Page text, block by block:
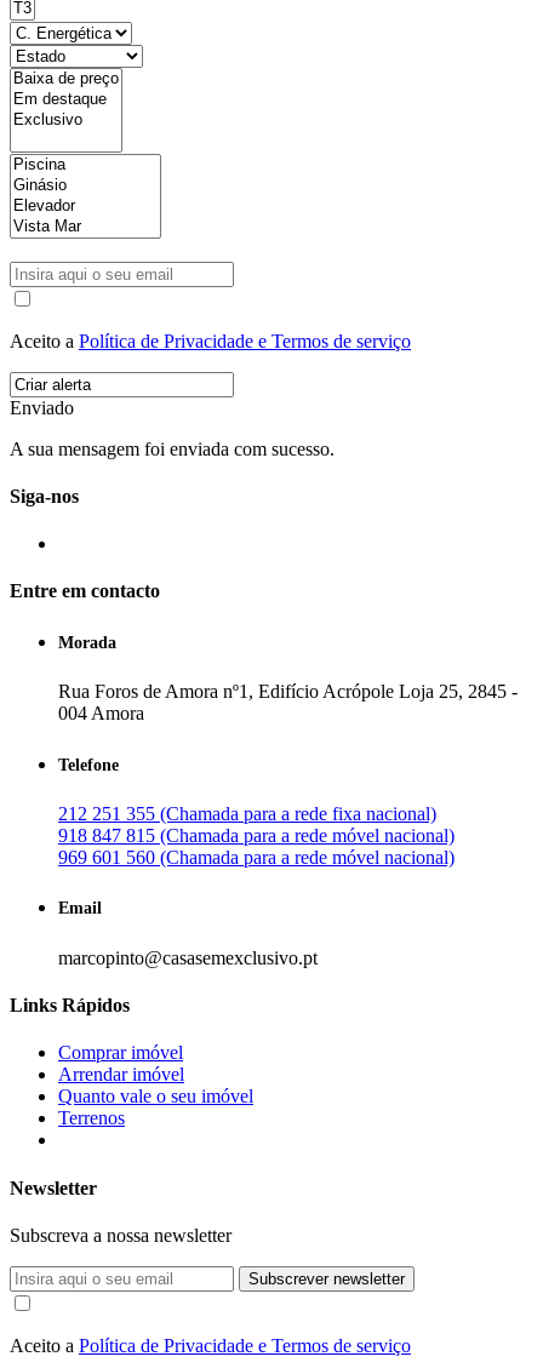
Aceito a Política de Privacidade e Termos de serviço
Enviado
A sua mensagem foi enviada com sucesso.
Siga-nos
Entre em contacto
Morada
Rua Foros de Amora nº1, Edifício Acrópole Loja 25, 2845 -
004 Amora
Telefone
212 251 355 (Chamada para a rede fixa nacional)
918 847 815 (Chamada para a rede móvel nacional)
969 601 560 (Chamada para a rede móvel nacional)
Email
marcopinto@casasemexclusivo.pt
Links Rápidos
Comprar imóvel
Arrendar imóvel
Quanto vale o seu imóvel
Terrenos
Newsletter
Subscreva a nossa newsletter
Subscrever newsletter
Aceito a Política de Privacidade e Termos de serviço